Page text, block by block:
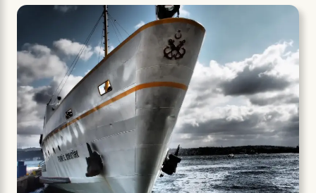
Venedig
til
Cortina
bil